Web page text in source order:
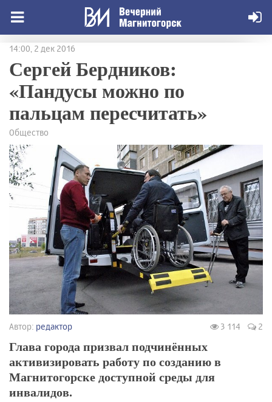
14:00, 2 дек 2016
Сергей Бердников:
«Пандусы можно по
пальцам пересчитать»
Общество
Автор: редактор 3 114 2
Глава города призвал подчинённых
активизировать работу по созданию в
Магнитогорске доступной среды для
инвалидов.